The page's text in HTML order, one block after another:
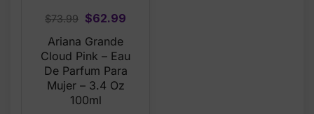
$73.99 Original
price
was:
$73.99.
$62.99
is:
$62.99.
Ariana Grande
Cloud Pink – Eau
De Parfum Para
Mujer – 3.4 Oz
100ml